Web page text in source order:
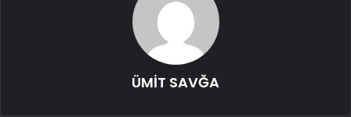
ÜMİT SAVĞA